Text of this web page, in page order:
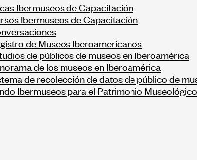
Ibermuseos de Capacitación
Ibermuseos de Capacitación
de Museos Iberoamericanos
de públicos de museos en Iberoamérica
de los museos en Iberoamérica
de recolección de datos de público de
Ibermuseos para el Patrimonio Museológico